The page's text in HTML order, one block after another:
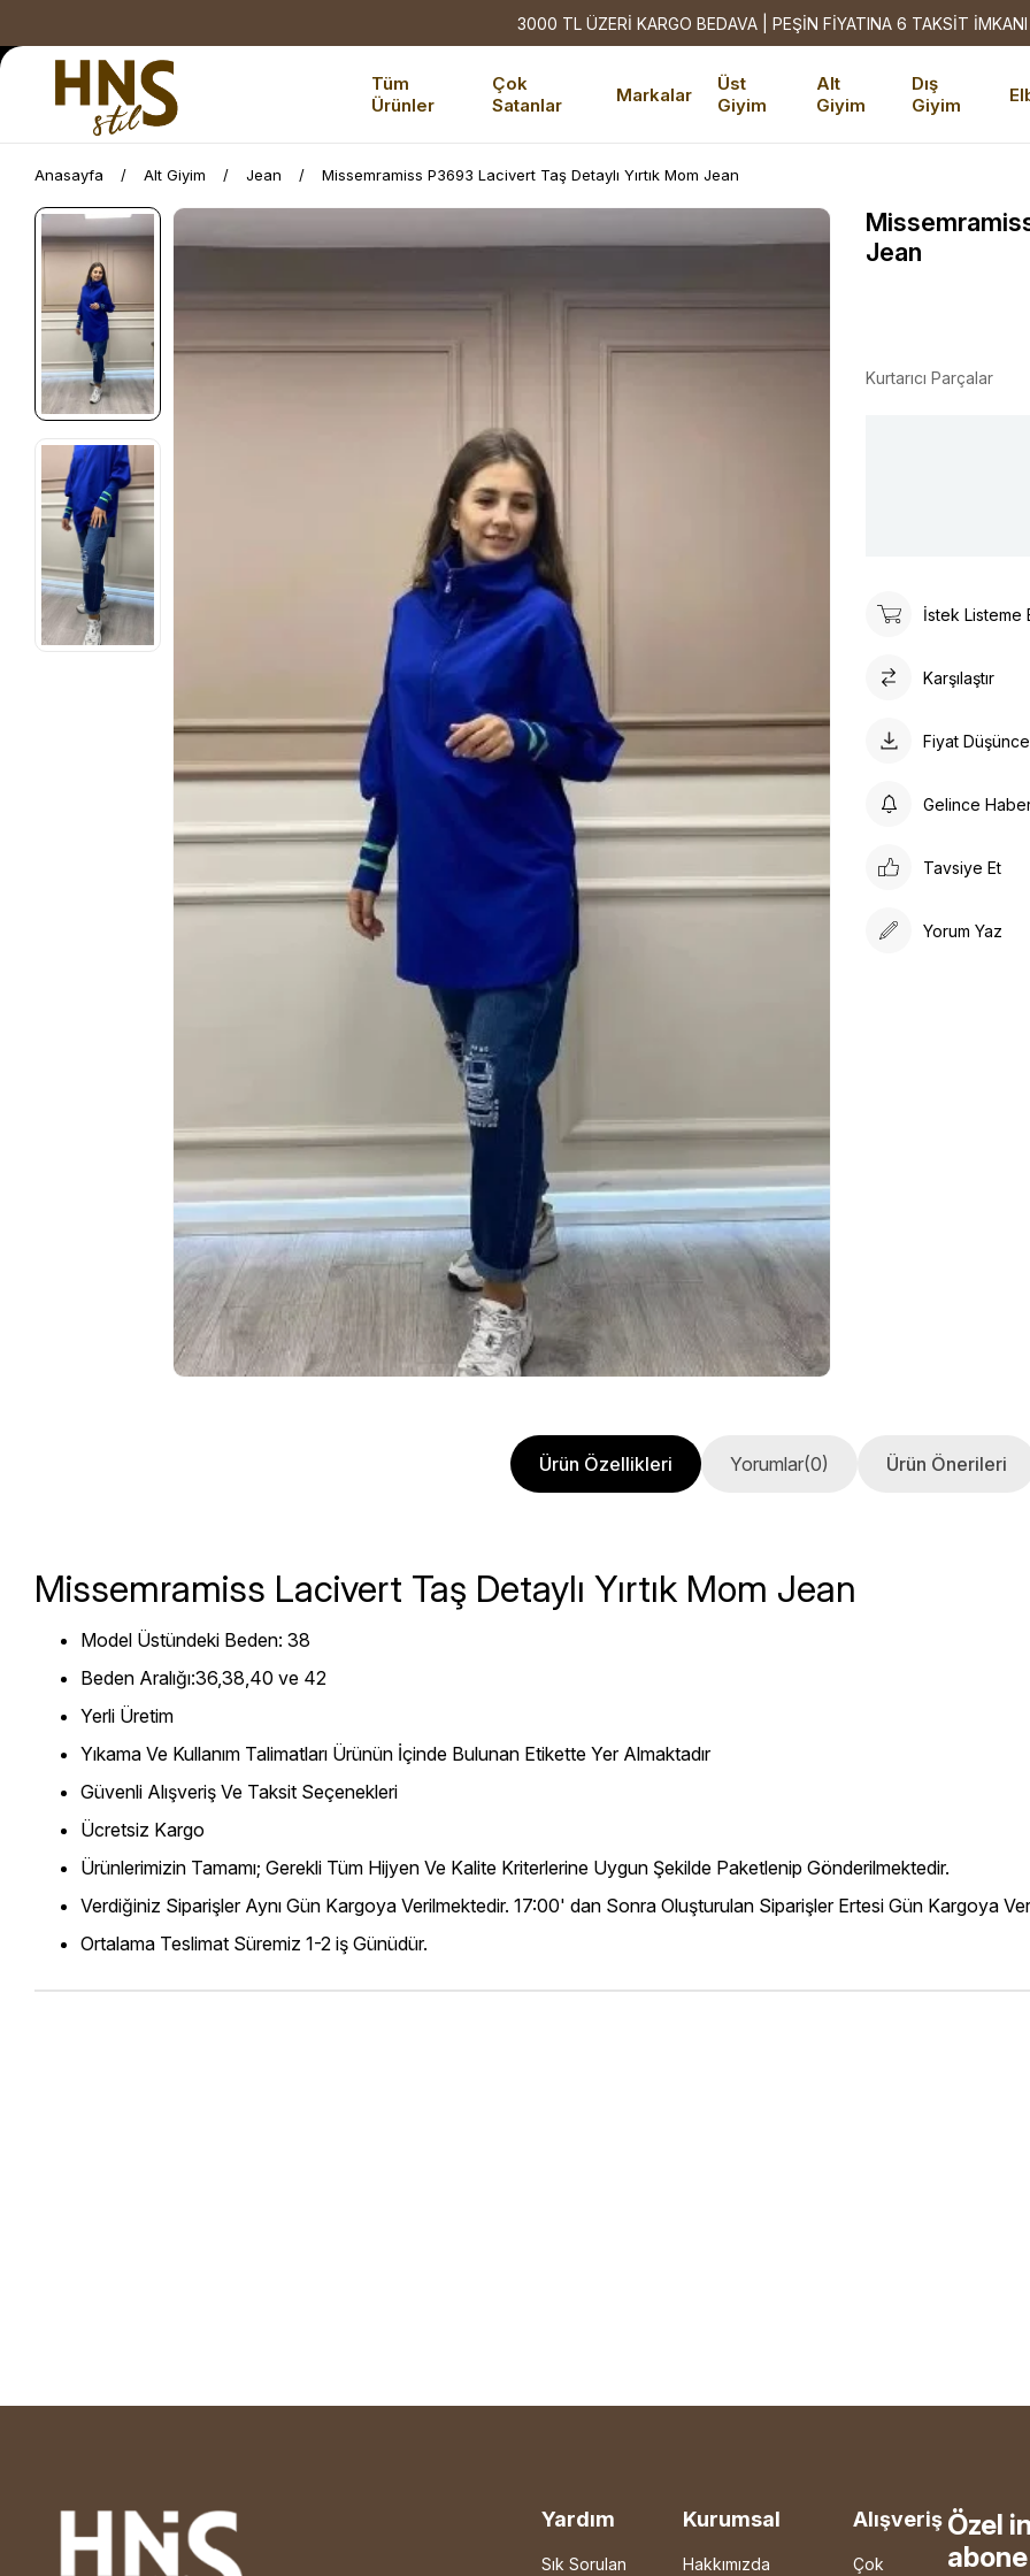
3000 TL ÜZERİ KARGO BEDAVA | PEŞİN FİYATINA 6 TAKSİT İMKANI
Tüm
Ürünler
Çok
Satanlar
Markalar
Üst
Giyim
Alt
Giyim
Dış
Giyim
Anasayfa Alt Giyim Jean Missemramiss P3693 Lacivert Taş Detaylı Yırtık Mom Jean
Jean
Kurtarıcı Parçalar
İstek Listeme
Karşılaştır
Fiyat
Gelince
Tavsiye Et
Yorum Yaz
Ürün Özellikleri Yorumlar(0) Ürün Önerileri
Missemramiss Lacivert Taş Detaylı Yırtık Mom Jean
Model Üstündeki Beden: 38
Beden Aralığı:36,38,40 ve 42
Yerli Üretim
Yıkama Ve Kullanım Talimatları Ürünün İçinde Bulunan Etikette Yer Almaktadır
Güvenli Alışveriş Ve Taksit Seçenekleri
Ücretsiz Kargo
Ürünlerimizin Tamamı; Gerekli Tüm Hijyen Ve Kalite Kriterlerine Uygun Şekilde Paketlenip Gönderilmektedir.
Verdiğiniz Siparişler Aynı Gün Kargoya Verilmektedir. 17:00' dan Sonra Oluşturulan Siparişler Ertesi Gün Kargoya
Ortalama Teslimat Süremiz 1-2 iş Günüdür.
Yardım
Sık Sorulan
Kurumsal
Hakkımızda
Alışveriş
Çok
Özel